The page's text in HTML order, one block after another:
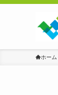
ホーム